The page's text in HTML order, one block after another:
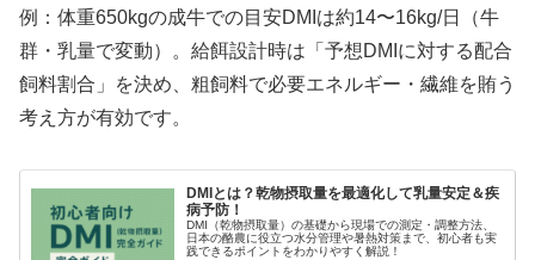
例：体重650kgの成牛での目安DMIは約14〜16kg/日（牛
群・乳量で変動）。給餌設計時は「予想DMIに対する配合
飼料割合」を決め、粗飼料で必要エネルギー・繊維を賄う
考え方が有効です。
DMIとは？乾物摂取量を最適化して乳量安定＆疾
病予防！
DMI（乾物摂取量）の基礎から現場での測定・調整方法、
日本の酪農に役立つ水分管理や暑熱対策まで、初心者も実
践できるポイントをわかりやすく解説！